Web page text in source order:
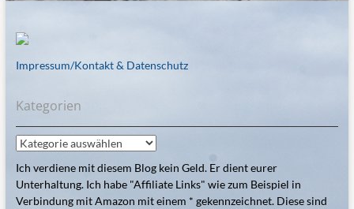
Impressum/Kontakt & Datenschutz
Kategorien
Kategorien
Ich verdiene mit diesem Blog kein Geld. Er dient eurer
Unterhaltung. Ich habe "Affiliate Links" wie zum Beispiel in
Verbindung mit Amazon mit einem * gekennzeichnet. Diese sind